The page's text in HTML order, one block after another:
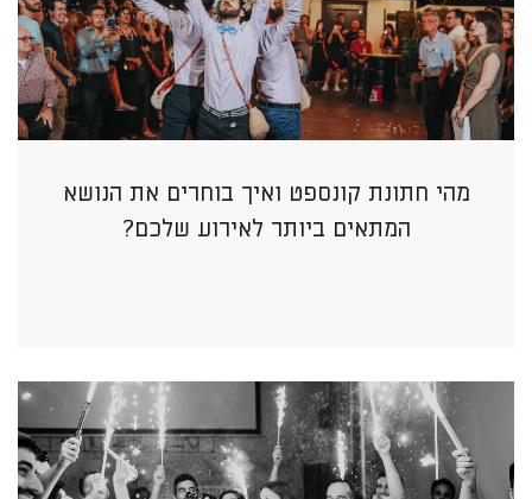
מהי חתונת קונספט ואיך בוחרים את הנושא
המתאים ביותר לאירוע שלכם?